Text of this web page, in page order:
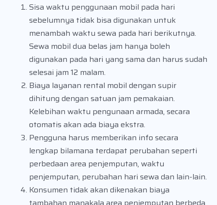
Sisa waktu penggunaan mobil pada hari
sebelumnya tidak bisa digunakan untuk
menambah waktu sewa pada hari berikutnya.
Sewa mobil dua belas jam hanya boleh
digunakan pada hari yang sama dan harus sudah
selesai jam 12 malam.
Biaya layanan rental mobil dengan supir
dihitung dengan satuan jam pemakaian.
Kelebihan waktu pengunaan armada, secara
otomatis akan ada biaya ekstra.
Pengguna harus memberikan info secara
lengkap bilamana terdapat perubahan seperti
perbedaan area penjemputan, waktu
penjemputan, perubahan hari sewa dan lain-lain.
Konsumen tidak akan dikenakan biaya
tambahan manakala area penjemputan berbeda